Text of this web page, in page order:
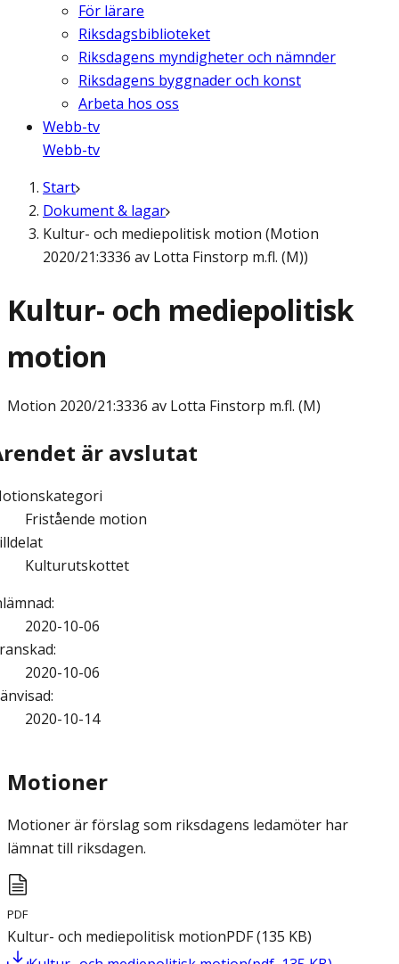
För lärare
Riksdagsbiblioteket
Riksdagens myndigheter och nämnder
Riksdagens byggnader och konst
Arbeta hos oss
Webb-tv
Webb-tv
Start
Dokument & lagar
Kultur- och mediepolitisk motion (Motion
2020/21:3336 av Lotta Finstorp m.fl. (M))
Kultur- och mediepolitisk
motion
Motion 2020/21:3336 av Lotta Finstorp m.fl. (M)
är avslutat
Fristående motion
Kulturutskottet
:
2020-10-06
:
2020-10-06
:
2020-10-14
Motioner
Motioner är förslag som riksdagens ledamöter har
lämnat till riksdagen.
PDF
Kultur- och mediepolitisk motionPDF(135 KB)